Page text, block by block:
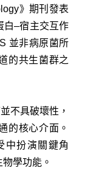
》期刊發表
白–宿主交互作
並非病原菌所
的共生菌群之
不具破壞性，
的核心介面。
中扮演關鍵角
學功能。